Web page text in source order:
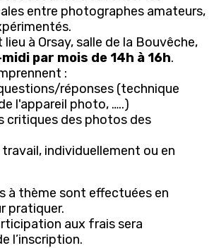
entre photographes amateurs,
à Orsay, salle de la Bouvêche,
par mois de 14h à 16h.
:
réponses (technique
l'appareil photo, …..)
critiques des photos des
travail, individuellement ou en
à thème sont effectuées en
pratiquer.
aux frais sera
l’inscription.